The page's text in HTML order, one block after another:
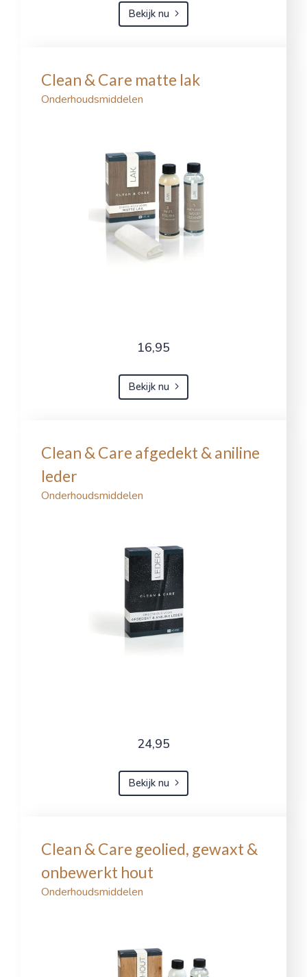
Bekijk nu
Clean & Care matte lak
Onderhoudsmiddelen
16,95
Bekijk nu
Clean & Care afgedekt & aniline
leder
Onderhoudsmiddelen
24,95
Bekijk nu
Clean & Care geolied, gewaxt &
onbewerkt hout
Onderhoudsmiddelen